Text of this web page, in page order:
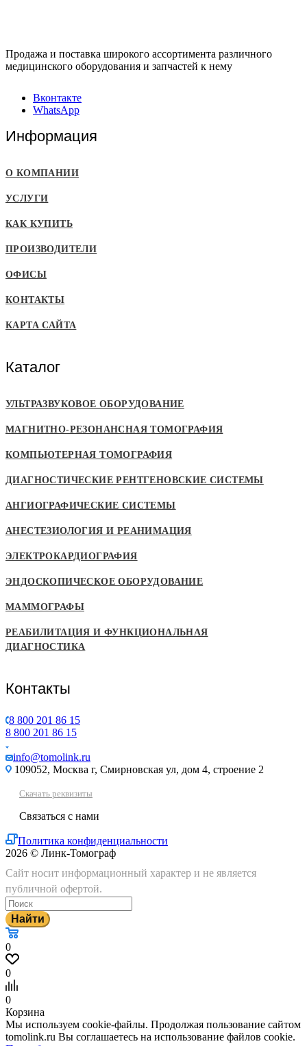
Продажа и поставка широкого ассортимента различного
медицинского оборудования и запчастей к нему
Вконтакте
WhatsApp
Информация
О КОМПАНИИ
УСЛУГИ
КАК КУПИТЬ
ПРОИЗВОДИТЕЛИ
ОФИСЫ
КОНТАКТЫ
КАРТА САЙТА
Каталог
УЛЬТРАЗВУКОВОЕ ОБОРУДОВАНИЕ
МАГНИТНО-РЕЗОНАНСНАЯ ТОМОГРАФИЯ
КОМПЬЮТЕРНАЯ ТОМОГРАФИЯ
ДИАГНОСТИЧЕСКИЕ РЕНТГЕНОВСКИЕ СИСТЕМЫ
АНГИОГРАФИЧЕСКИЕ СИСТЕМЫ
АНЕСТЕЗИОЛОГИЯ И РЕАНИМАЦИЯ
ЭЛЕКТРОКАРДИОГРАФИЯ
ЭНДОСКОПИЧЕСКОЕ ОБОРУДОВАНИЕ
МАММОГРАФЫ
РЕАБИЛИТАЦИЯ И ФУНКЦИОНАЛЬНАЯ
ДИАГНОСТИКА
Контакты
8 800 201 86 15
8 800 201 86 15
info@tomolink.ru
109052, Москва г, Смирновская ул, дом 4, строение 2
Скачать реквизиты
Связаться с нами
Политика конфиденциальности
2026 © Линк-Томограф
Сайт носит информационный характер и не является
публичной офертой.
Найти
0
0
0
Корзина
Мы используем cookie-файлы. Продолжая пользование сайтом
tomolink.ru Вы соглашаетесь на использование файлов cookie.